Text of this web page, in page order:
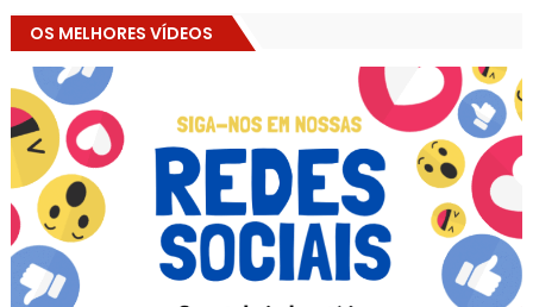
OS MELHORES VÍDEOS